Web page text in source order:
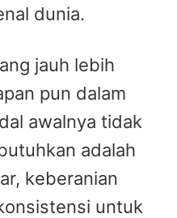
dunia.
jauh lebih
pun dalam
awalnya tidak
adalah
keberanian
untuk